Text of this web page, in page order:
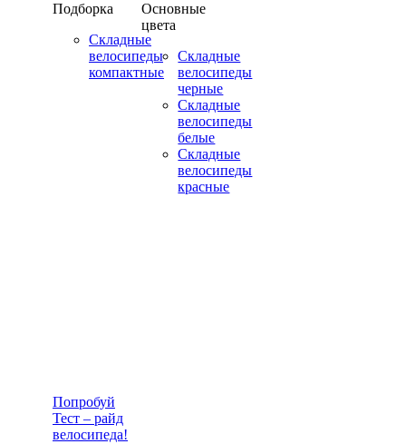
Подборка
Складные
велосипеды
компактные
Основные
цвета
Складные
велосипеды
черные
Складные
велосипеды
белые
Складные
велосипеды
красные
Попробуй
Тест – райд
велосипеда!